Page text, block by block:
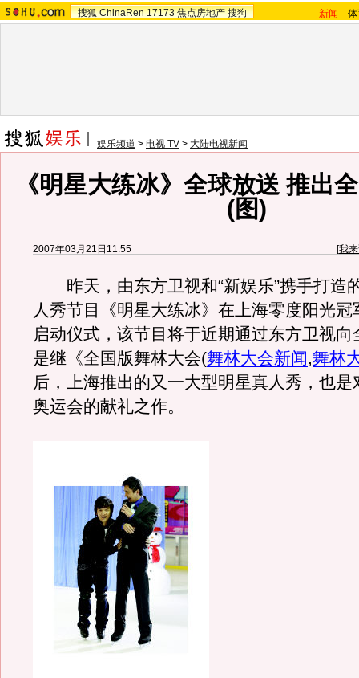
搜狐 ChinaRen 17173 焦点房地产 搜狗 新闻 -
娱乐频道 > 电视 TV > 大陆电视新闻
《明星大练冰》全球放送 推出
(图)
2007年03月21日11:55 [我
昨天，由东方卫视和“新娱乐”携手打造
人秀节目《明星大练冰》在上海零度阳光冠
启动仪式，该节目将于近期通过东方卫视向
是继《全国版舞林大会(舞林大会新闻,舞林
后，上海推出的又一大型明星真人秀，也
奥运会的献礼之作。